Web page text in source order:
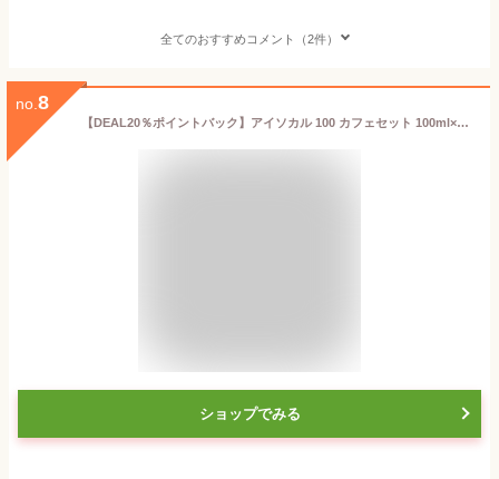
全てのおすすめコメント（2件）
no. 8
【DEAL20％ポイントバック】アイソカル 100 カフェセット 100ml×12パック【ネスレ リソース ペムパル pempal isocal バランス栄養 栄養補助食品 栄養食品 健康食品 高齢者 お年寄り たんぱく質 カロリー エネルギー 介護 ドリンク 飲み物 栄養 介護食 アソート 父の日】
ショップでみる